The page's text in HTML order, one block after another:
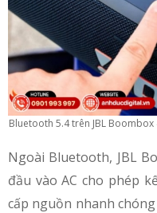
Bluetooth 5.4 trên JBL
Ngoài Bluetooth, JBL
đầu vào AC cho phép
cấp nguồn nhanh